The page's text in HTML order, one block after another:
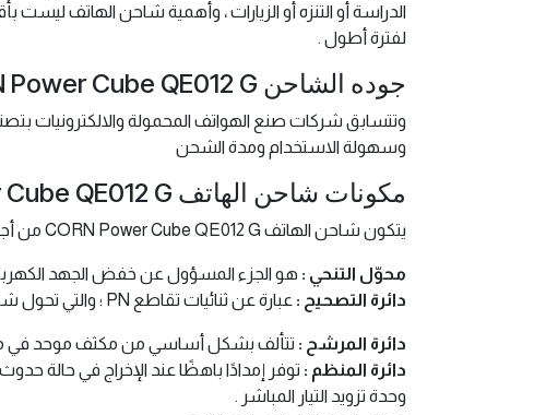
الدراسة أو التنزه أو الزيارات ، وأهمية شاحن الهاتف
لفترة أطول .
جوده الشاحن CORN Power Cube QE012 G
وتتسابق شركات صنع الهواتف المحمولة والالكترونيات
وسهولة الاستخدام ومدة الشحن
مكونات شاحن الهاتف CORN Power Cube QE012 G
يتكون شاحن الهاتف CORN Power Cube QE012 G من أجزاء متشابهة غالبا في أنواع الهواتف المحمولة المتعددة ، ومكونات الشاحن هي ما يلي :
محوّل التنحي : هو الجزء المسؤول عن خفض الجهد
دائرة التصحيح : عبارة عن ثنائيات تقاطع PN ؛ والتي تحول شكلًا بديلًا للتيار ؛ أي أن التيار المتردد به دورة نصف سالبة وموجبة لتوجيه شكل التيار .
دائرة المرشح : تتألف بشكل أساسي من مكثف موحد في
دائرة المنظم : توفر إمدادًا باهظًا عند الإخراج في حالة
وحدة تزويد التيار المباشر .